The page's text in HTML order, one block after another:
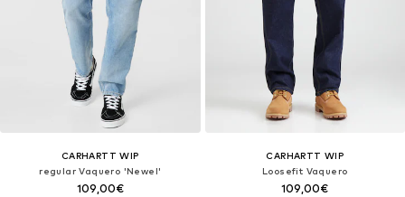
CARHARTT WIP
regular Vaquero 'Newel'
109,00€
CARHARTT WIP
Loosefit Vaquero
109,00€